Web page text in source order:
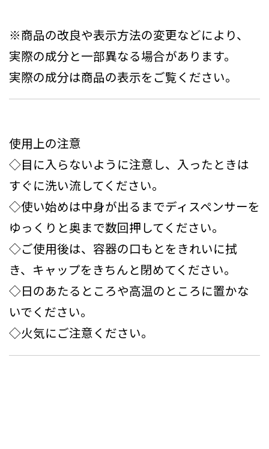
※商品の改良や表示方法の変更などにより、
実際の成分と一部異なる場合があります。
実際の成分は商品の表示をご覧ください。
使用上の注意
◇目に入らないように注意し、入ったときは
すぐに洗い流してください。
◇使い始めは中身が出るまでディスペンサーを
ゆっくりと奥まで数回押してください。
◇ご使用後は、容器の口もとをきれいに拭
き、キャップをきちんと閉めてください。
◇日のあたるところや高温のところに置かな
いでください。
◇火気にご注意ください。